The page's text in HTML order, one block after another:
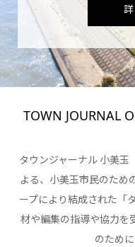
TOWN JOURNAL
タウンジャーナル 小美
よる、小美玉市民のため
ープにより結成された「
材や編集の指導や協力を
のため